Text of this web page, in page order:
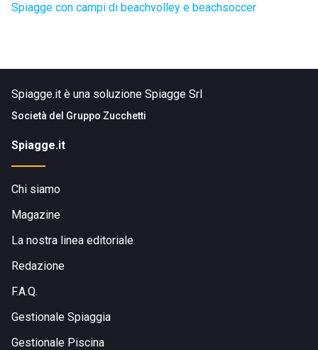
Spiagge con campi di beachvolley e beachsoccer
Spiagge.it è una soluzione Spiagge Srl
Società del Gruppo Zucchetti
Spiagge.it
Chi siamo
Magazine
La nostra linea editoriale
Redazione
F.A.Q.
Gestionale Spiaggia
Gestionale Piscina